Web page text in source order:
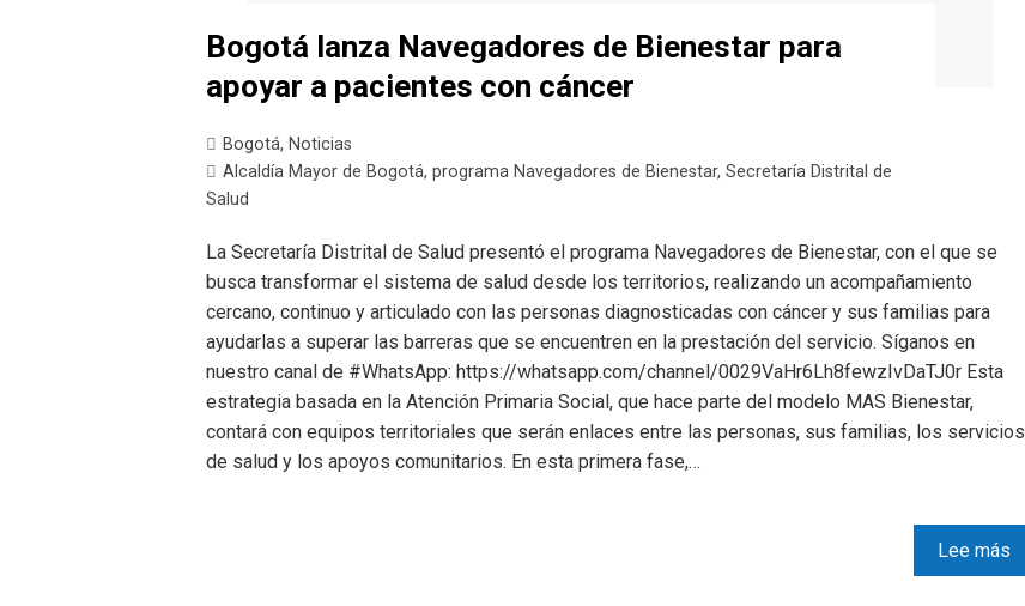
Bogotá lanza Navegadores de Bienestar para
apoyar a pacientes con cáncer
Bogotá, Noticias
Alcaldía Mayor de Bogotá, programa Navegadores de Bienestar, Secretaría Distrital de
Salud
La Secretaría Distrital de Salud presentó el programa Navegadores de Bienestar, con el que se
busca transformar el sistema de salud desde los territorios, realizando un acompañamiento
cercano, continuo y articulado con las personas diagnosticadas con cáncer y sus familias para
ayudarlas a superar las barreras que se encuentren en la prestación del servicio. Síganos en
nuestro canal de #WhatsApp: https://whatsapp.com/channel/0029VaHr6Lh8fewzIvDaTJ0r Esta
estrategia basada en la Atención Primaria Social, que hace parte del modelo MAS Bienestar,
contará con equipos territoriales que serán enlaces entre las personas, sus familias, los servicios
de salud y los apoyos comunitarios. En esta primera fase,…
Lee más